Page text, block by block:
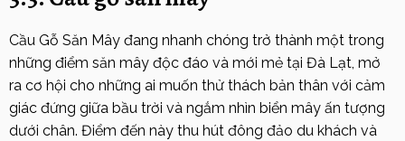
Cầu Gỗ Săn Mây đang nhanh chóng trở thành một trong
những điểm săn mây độc đáo và mới mẻ tại Đà Lạt, mở
ra cơ hội cho những ai muốn thử thách bản thân với cảm
giác đứng giữa bầu trời và ngắm nhìn biển mây ấn tượng
dưới chân. Điểm đến này thu hút đông đảo du khách và